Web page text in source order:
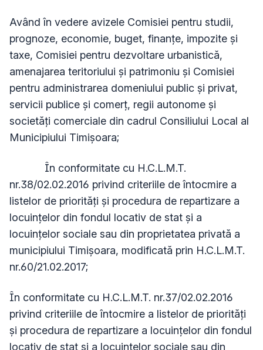
Având în vedere avizele Comisiei pentru studii,
prognoze, economie, buget, finanțe, impozite și
taxe, Comisiei pentru dezvoltare urbanistică,
amenajarea teritoriului și patrimoniu și Comisiei
pentru administrarea domeniului public și privat,
servicii publice și comerț, regii autonome și
societăți comerciale din cadrul Consiliului Local al
Municipiului Timișoara;
În conformitate cu H.C.L.M.T.
nr.38/02.02.2016 privind criteriile de întocmire a
listelor de priorități și procedura de repartizare a
locuințelor din fondul locativ de stat și a
locuințelor sociale sau din proprietatea privată a
municipiului Timișoara, modificată prin H.C.L.M.T.
nr.60/21.02.2017;
În conformitate cu H.C.L.M.T. nr.37/02.02.2016
privind criteriile de întocmire a listelor de priorități
și procedura de repartizare a locuințelor din fondul
locativ de stat și a locuințelor sociale sau din